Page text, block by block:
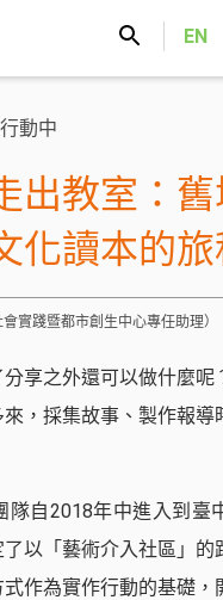
EN
動中
出教室：
化讀本的旅
實踐暨都市創生中心專任助理）
分享之外還可以做什麼
，採集故事、製作報導
隊自2018年中進入到臺
以「藝術介入社區」的
作為實作行動的基礎，